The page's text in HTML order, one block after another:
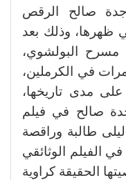
ماجدة صالح الرقص
وذلك بعد
البولشوي،
في الكرملين،
مدى تاريخها،
ماجدة صالح في فيلم
طالبة وراقصة
شاركت في الفيلم الوثائقي
الحقيقة كراوية